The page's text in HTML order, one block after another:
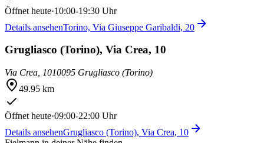
Öffnet heute·10:00-19:30 Uhr
Details ansehenTorino, Via Giuseppe Garibaldi, 20
Grugliasco (Torino), Via Crea, 10
Via Crea, 1010095 Grugliasco (Torino)
49.95 km
Öffnet heute·09:00-22:00 Uhr
Details ansehenGrugliasco (Torino), Via Crea, 10